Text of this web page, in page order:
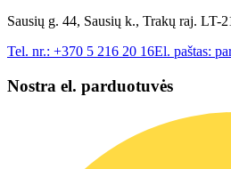
Sausių g. 44, Sausių k., Trakų raj. LT-
Tel. nr.: +370 5 216 20 16El. paštas:
Nostra el. parduotuvės